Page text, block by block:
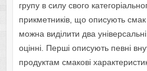
групу в силу свого
прикметників, що описують смак
можна виділити два
оцінні. Перші описують певні
продуктам смакові